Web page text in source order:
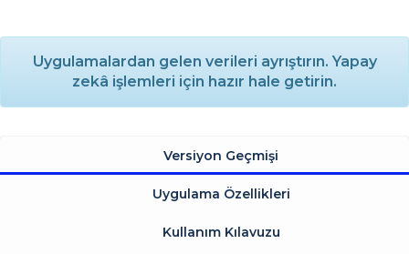
Uygulamalardan gelen verileri ayrıştırın. Yapay
zekâ işlemleri için hazır hale getirin.
Versiyon Geçmişi
Uygulama Özellikleri
Kullanım Kılavuzu